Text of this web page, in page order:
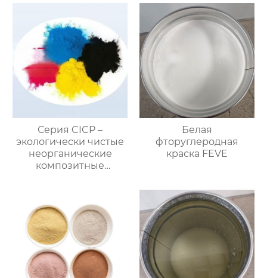
Серия CICP –
экологически чистые
неорганические
композитные
Белая
фторуглеродная
краска FEVE